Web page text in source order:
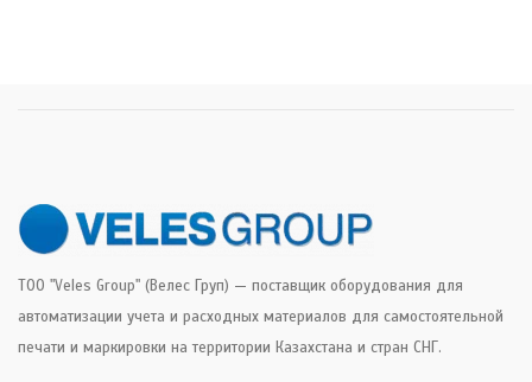
ТОО "Veles Group" (Велес Груп) — поставщик оборудования для
автоматизации учета и расходных материалов для самостоятельной
печати и маркировки на территории Казахстана и стран СНГ.